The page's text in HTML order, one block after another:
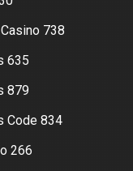
738
635
879
Code 834
266